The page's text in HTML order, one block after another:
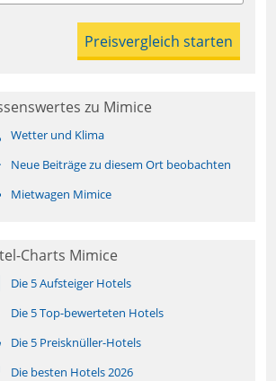
zu Mimice
Wetter und Klima
Neue Beiträge zu diesem Ort beobachten
Mietwagen Mimice
Charts Mimice
Die 5 Aufsteiger Hotels
Die 5 Top-bewerteten Hotels
Die 5 Preisknüller-Hotels
Die besten Hotels 2026